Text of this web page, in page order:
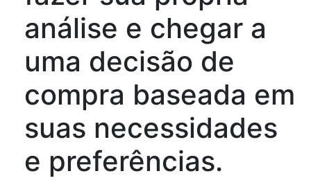
análise e chegar a
uma decisão de
compra baseada em
suas necessidades
e preferências.